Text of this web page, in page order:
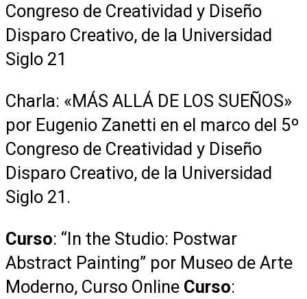
Congreso de Creatividad y Diseño
Disparo Creativo, de la Universidad
Siglo 21
Charla: «MÁS ALLÁ DE LOS SUEÑOS»
por Eugenio Zanetti en el marco del 5º
Congreso de Creatividad y Diseño
Disparo Creativo, de la Universidad
Siglo 21.
Curso: “In the Studio: Postwar
Abstract Painting” por Museo de Arte
Moderno, Curso Online Curso: